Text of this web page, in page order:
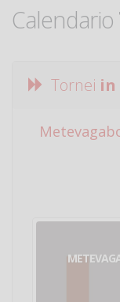
Calendario
Tornei in